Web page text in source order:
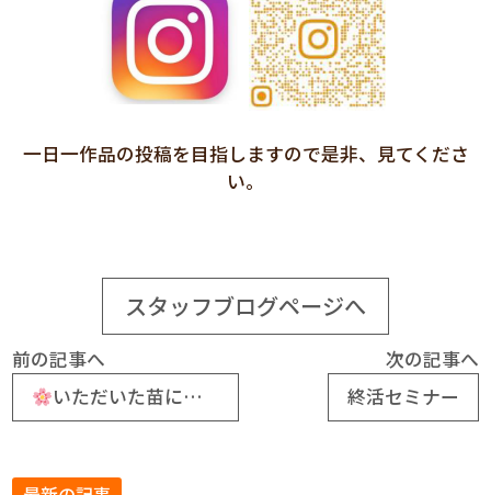
一日一作品の投稿を目指しますので是非、見てくださ
い。
スタッフブログページへ
前の記事へ
いただいた苗に花が咲きました
次の記事へ
終活セミナー